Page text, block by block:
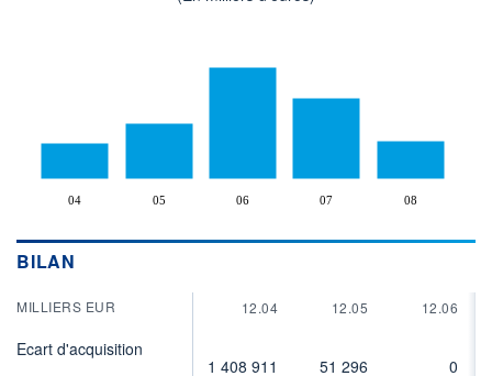
04 05 06 07 08
BILAN
MILLIERS EUR 12.04 12.05 12.06
Ecart d'acquisition
1 408 911
51 296 0